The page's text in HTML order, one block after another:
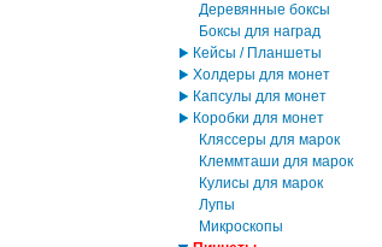
Деревянные боксы
Боксы для наград
Кейсы / Планшеты
Холдеры для монет
Капсулы для монет
Коробки для монет
Кляссеры для марок
Клеммташи для марок
Кулисы для марок
Лупы
Микроскопы